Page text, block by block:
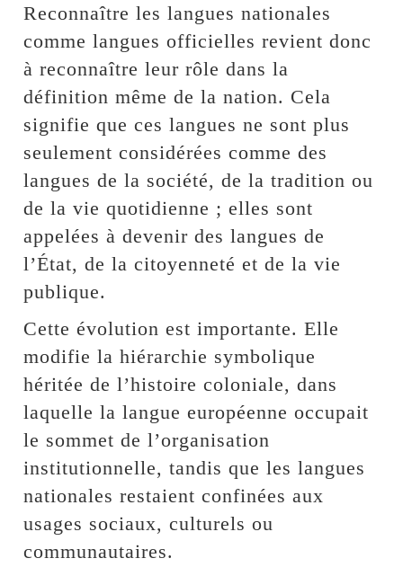
Reconnaître les langues nationales
comme langues officielles revient donc
à reconnaître leur rôle dans la
définition même de la nation. Cela
signifie que ces langues ne sont plus
seulement considérées comme des
langues de la société, de la tradition ou
de la vie quotidienne ; elles sont
appelées à devenir des langues de
l’État, de la citoyenneté et de la vie
publique.
Cette évolution est importante. Elle
modifie la hiérarchie symbolique
héritée de l’histoire coloniale, dans
laquelle la langue européenne occupait
le sommet de l’organisation
institutionnelle, tandis que les langues
nationales restaient confinées aux
usages sociaux, culturels ou
communautaires.